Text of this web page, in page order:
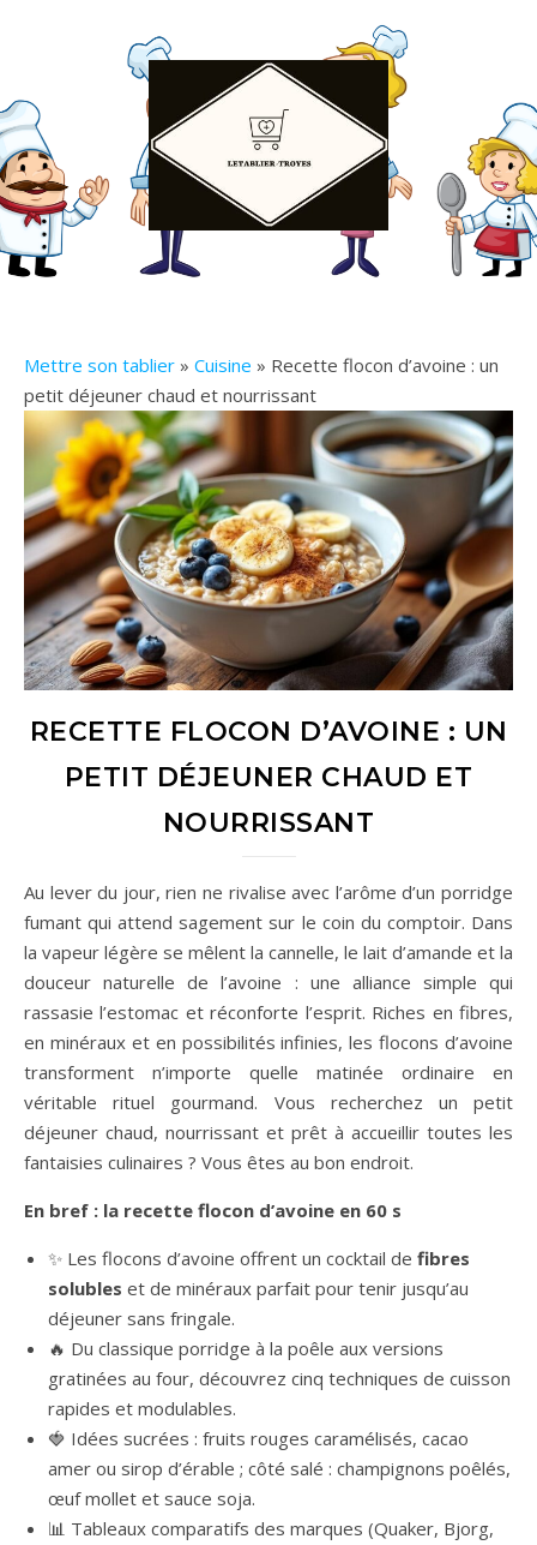
Mettre son tablier » Cuisine » Recette flocon d’avoine : un
petit déjeuner chaud et nourrissant
RECETTE FLOCON D’AVOINE : UN
PETIT DÉJEUNER CHAUD ET
NOURRISSANT
Au lever du jour, rien ne rivalise avec l’arôme d’un porridge
fumant qui attend sagement sur le coin du comptoir. Dans
la vapeur légère se mêlent la cannelle, le lait d’amande et la
douceur naturelle de l’avoine : une alliance simple qui
rassasie l’estomac et réconforte l’esprit. Riches en fibres,
en minéraux et en possibilités infinies, les flocons d’avoine
transforment n’importe quelle matinée ordinaire en
véritable rituel gourmand. Vous recherchez un petit
déjeuner chaud, nourrissant et prêt à accueillir toutes les
fantaisies culinaires ? Vous êtes au bon endroit.
En bref : la recette flocon d’avoine en 60 s
✨ Les flocons d’avoine offrent un cocktail de fibres
solubles et de minéraux parfait pour tenir jusqu’au
déjeuner sans fringale.
🔥 Du classique porridge à la poêle aux versions
gratinées au four, découvrez cinq techniques de cuisson
rapides et modulables.
🍓 Idées sucrées : fruits rouges caramélisés, cacao
amer ou sirop d’érable ; côté salé : champignons poêlés,
œuf mollet et sauce soja.
📊 Tableaux comparatifs des marques (Quaker, Bjorg,